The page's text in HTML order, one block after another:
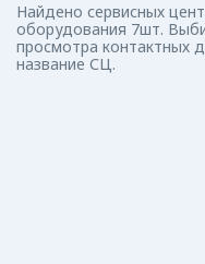
Найдено сервисных
оборудования 7шт.
просмотра контактных
название СЦ.